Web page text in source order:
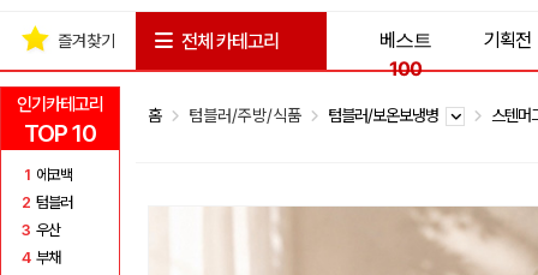
인기카테고리
TOP 10
1 에코백
2 텀블러
3 우산
4 부채
즐겨찾기 전체 카테고리
베스트
100
기획전
홈 텀블러/주방/식품 텀블러/보온보냉병 스텐머